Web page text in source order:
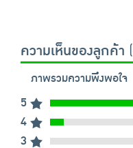
ความเห็นของลูกค้า
ภาพรวมความพึงพอใจ
5
4
3